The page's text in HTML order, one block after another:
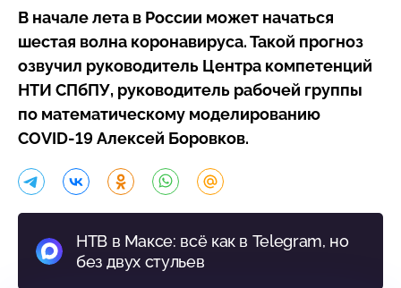
В начале лета в России может начаться
шестая волна коронавируса. Такой прогноз
озвучил руководитель Центра компетенций
НТИ СПбПУ, руководитель рабочей группы
по математическому моделированию
COVID-19 Алексей Боровков.
НТВ в Максе: всё как в Telegram, но
без двух стульев